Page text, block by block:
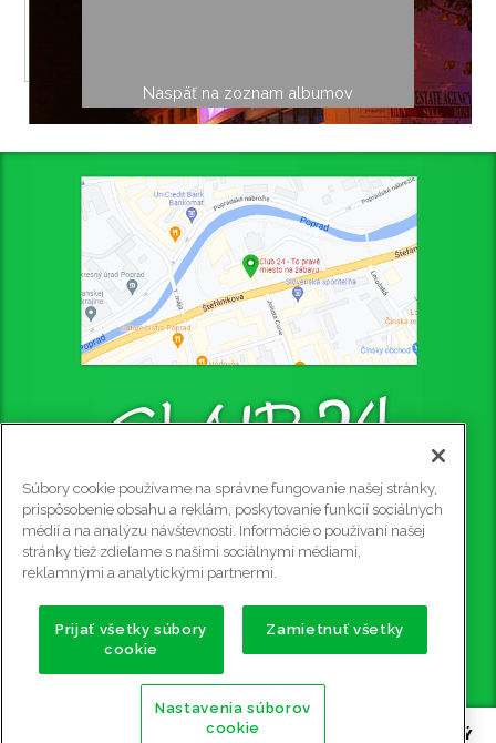
Naspäť na zoznam albumov
CLUB 24 - PUB
Štefániková 4445/4, 058 01 Poprad, 2. poschodie
Rezervácie na tel. č.: 0915 905 081
e-mail:club24@club24.sk
GPS súradnice:
49.056911 N (49° 3' 25.2'' N)
20.302600 E (20° 18' 9.36'' E)
2009 - 2026 CLUB 24 - PUB, BILLIARD, STOLNÝ
Súbory cookie používame na správne fungovanie našej stránky,
prispôsobenie obsahu a reklám, poskytovanie funkcií sociálnych
médií a na analýzu návštevnosti. Informácie o používaní našej
stránky tiež zdieľame s našimi sociálnymi médiami,
reklamnými a analytickými partnermi.
Prijať všetky súbory
cookie
Zamietnuť všetky
Nastavenia súborov
cookie